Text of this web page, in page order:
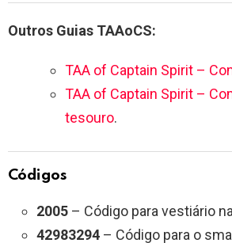
Outros Guias TAAoCS:
TAA of Captain Spirit –
TAA of Captain Spirit –
tesouro.
Códigos
2005 – Código para vestiário
42983294 – Código para o